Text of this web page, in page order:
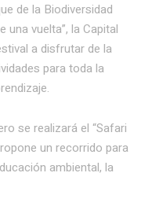
de la Biodiversidad
una vuelta”, la Capital
a disfrutar de la
para toda la
se realizará el “Safari
un recorrido para
ambiental, la